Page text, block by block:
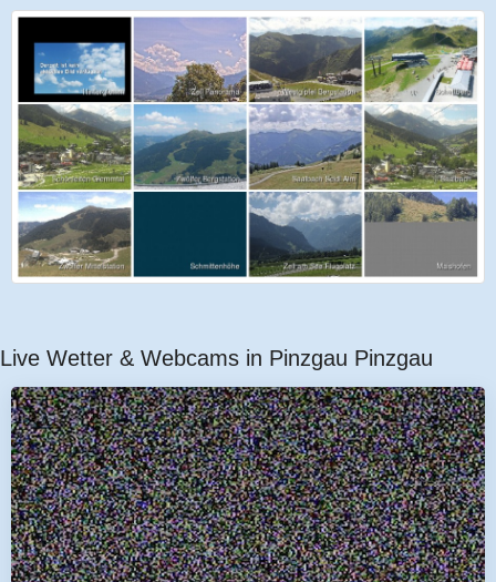
Live Wetter & Webcams in Pinzgau Pinzgau